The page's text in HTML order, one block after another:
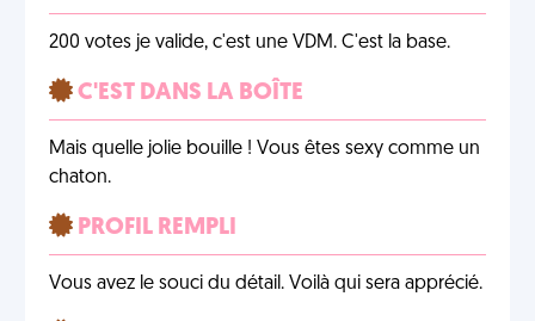
200 votes je valide, c'est une VDM. C'est la base.
C'EST DANS LA BOÎTE
Mais quelle jolie bouille ! Vous êtes sexy comme un
chaton.
PROFIL REMPLI
Vous avez le souci du détail. Voilà qui sera apprécié.